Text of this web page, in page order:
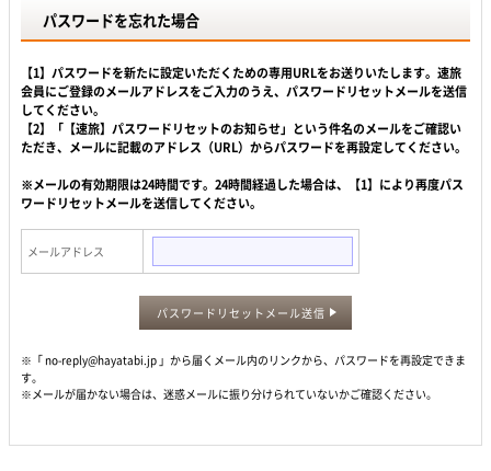
パスワードを忘れた場合
【1】パスワードを新たに設定いただくための専用URLをお送りいたします。速旅
会員にご登録のメールアドレスをご入力のうえ、パスワードリセットメールを送信
してください。
【2】「【速旅】パスワードリセットのお知らせ」という件名のメールをご確認い
ただき、メールに記載のアドレス（URL）からパスワードを再設定してください。
※メールの有効期限は24時間です。24時間経過した場合は、【1】により再度パス
ワードリセットメールを送信してください。
メールアドレス
パスワードリセットメール送信
※「 no-reply@hayatabi.jp 」から届くメール内のリンクから、パスワードを再設定できま
す。
※メールが届かない場合は、迷惑メールに振り分けられていないかご確認ください。